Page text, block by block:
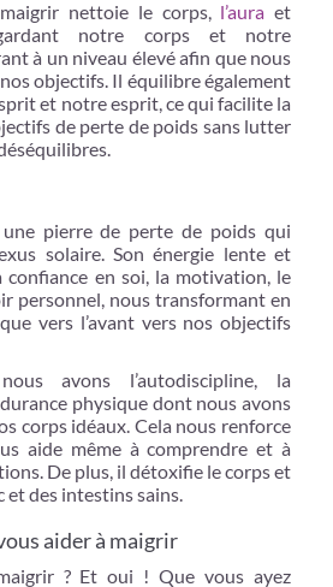
nettoie le corps, l’aura et
gardant notre corps et notre
à un niveau élevé afin que nous
objectifs. Il équilibre également
et notre esprit, ce qui facilite la
de perte de poids sans lutter
pierre de perte de poids qui
solaire. Son énergie lente et
confiance en soi, la motivation, le
personnel, nous transformant en
vers l’avant vers nos objectifs
avons l’autodiscipline, la
physique dont nous avons
corps idéaux. Cela nous renforce
aide même à comprendre et à
De plus, il détoxifie le corps et
des intestins sains.
aider à maigrir
? Et oui ! Que vous ayez